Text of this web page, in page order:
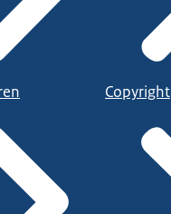
Copyright